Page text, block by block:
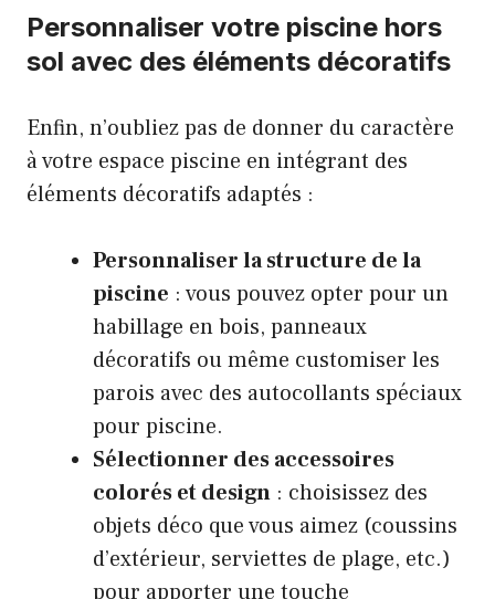
Personnaliser votre piscine hors
sol avec des éléments décoratifs
Enfin, n’oubliez pas de donner du caractère
à votre espace piscine en intégrant des
éléments décoratifs adaptés :
Personnaliser la structure de la
piscine : vous pouvez opter pour un
habillage en bois, panneaux
décoratifs ou même customiser les
parois avec des autocollants spéciaux
pour piscine.
Sélectionner des accessoires
colorés et design : choisissez des
objets déco que vous aimez (coussins
d’extérieur, serviettes de plage, etc.)
pour apporter une touche